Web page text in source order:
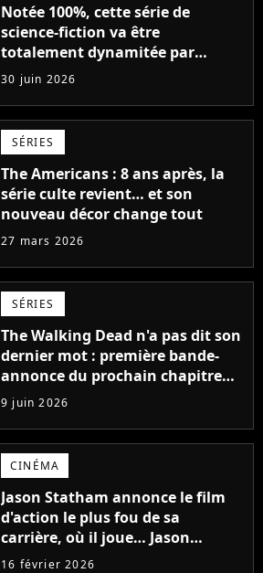
Notée 100%, cette série de
science-fiction va être
totalement dynamitée par
Netflix : dites adieu à ces
personnages
30 juin 2026
SÉRIES
The Americans : 8 ans après, la
série culte revient… et son
nouveau décor change tout
27 mars 2026
SÉRIES
The Walking Dead n'a pas dit son
dernier mot : première bande-
annonce du prochain chapitre
avec un retour choc
9 juin 2026
CINÉMA
Jason Statham annonce le film
d'action le plus fou de sa
carrière, où il joue… Jason
Statham
16 février 2026